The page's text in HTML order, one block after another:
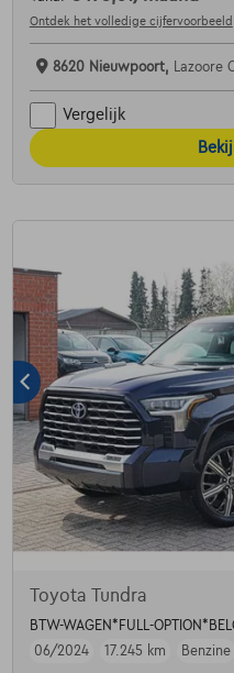
Ontdek het volledige cijfervoorbeeld
8620 Nieuwpoort, Lazoore
Vergelijk
Toyota Tundra
BTW-WAGEN*FULL-
06/2024
17.245 km Benzine